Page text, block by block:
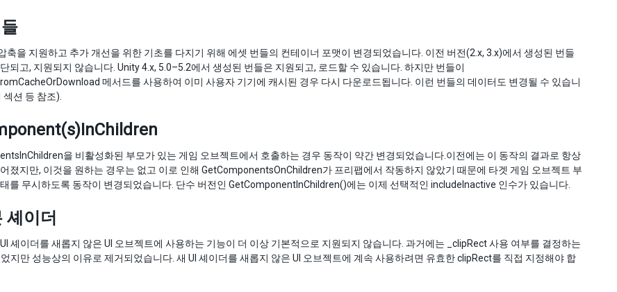
축을 지원하고 추가 개선을 위한 기초를 다지기 위해 에셋 번들의 컨테이너 포맷이 변경되었습니다. 이전 버전(2.x, 3.x)에서 생성된 번들
되고, 지원되지 않습니다. Unity 4.x, 5.0–5.2에서 생성된 번들은 지원되고, 로드할 수 있습니다. 하지만 번들이
메서드를 사용하여 이미 사용자 기기에 캐시된 경우 다시 다운로드됩니다. 이런 번들의 데이터도 변경될 수 있습니
션 등 참조).
을 비활성화된 부모가 있는 게임 오브젝트에서 호출하는 경우 동작이 약간 변경되었습니다.이전에는 이 동작의 결과로 항상
졌지만, 이것을 원하는 경우는 없고 이로 인해 GetComponentsOnChildren가 프리팹에서 작동하지 않았기 때문에 타겟 게임 오브젝트 부
를 무시하도록 동작이 변경되었습니다. 단수 버전인 GetComponentInChildren()에는 이제 선택적인 includeInactive 인수가 있습니다.
셰이더
셰이더를 새롭지 않은 UI 오브젝트에 사용하는 기능이 더 이상 기본적으로 지원되지 않습니다. 과거에는 _clipRect 사용 여부를 결정하는
었지만 성능상의 이유로 제거되었습니다. 새 UI 셰이더를 새롭지 않은 UI 오브젝트에 계속 사용하려면 유효한 clipRect를 직접 지정해야 합